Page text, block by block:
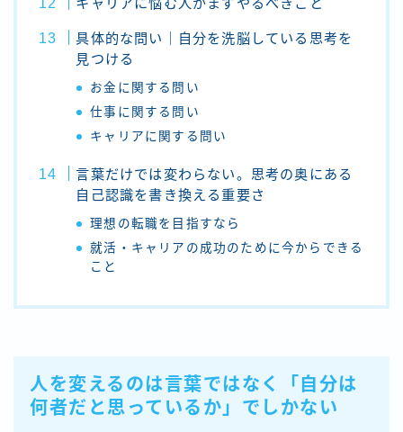
キャリアに悩む人がまずやるべきこと
具体的な問い｜自分を洗脳している思考を
見つける
お金に関する問い
仕事に関する問い
キャリアに関する問い
言葉だけでは変わらない。思考の奥にある
自己認識を書き換える重要さ
理想の転職を目指すなら
就活・キャリアの成功のために今からできる
こと
人を変えるのは言葉ではなく「自分は
何者だと思っているか」でしかない